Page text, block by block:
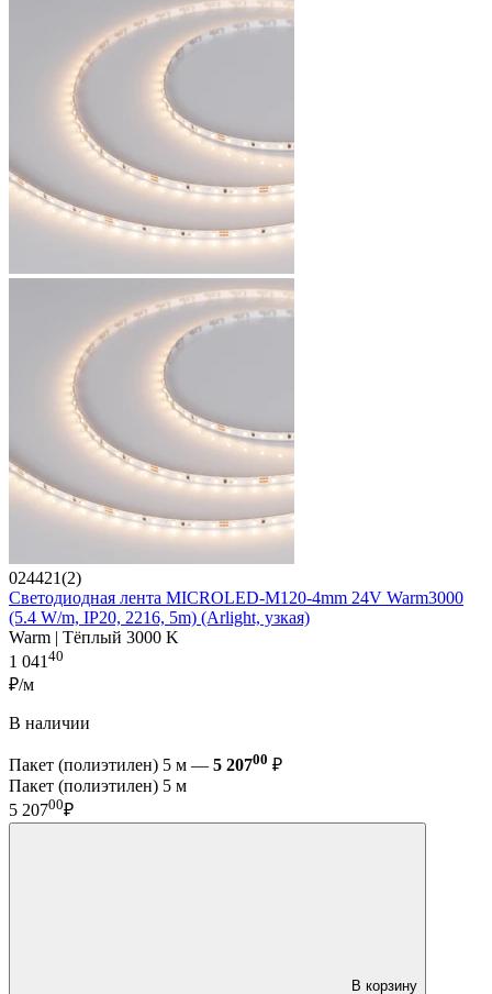
024421(2)
Светодиодная лента MICROLED-M120-4mm 24V Warm3000
(5.4 W/m, IP20, 2216, 5m) (Arlight, узкая)
Warm | Тёплый 3000 K
1 041 40
₽/м
В наличии
Пакет (полиэтилен) 5 м — 5 20700 ₽
Пакет (полиэтилен) 5 м
5 20700₽
В корзину